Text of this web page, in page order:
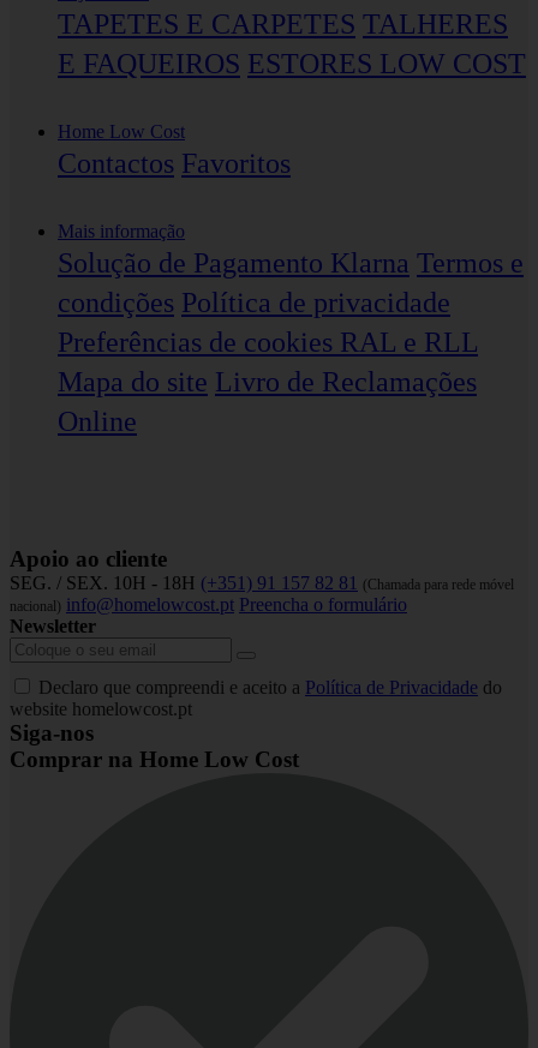
TAPETES E CARPETES TALHERES
E FAQUEIROS ESTORES LOW COST
Home Low Cost
Contactos Favoritos
Mais informação
Solução de Pagamento Klarna Termos e
condições Política de privacidade
Preferências de cookies RAL e RLL
Mapa do site Livro de Reclamações
Online
Apoio ao cliente
SEG. / SEX. 10H - 18H (+351) 91 157 82 81 (Chamada para rede móvel
nacional) info@homelowcost.pt Preencha o formulário
Newsletter
Declaro que compreendi e aceito a Política de Privacidade do
website homelowcost.pt
Siga-nos
Comprar na Home Low Cost